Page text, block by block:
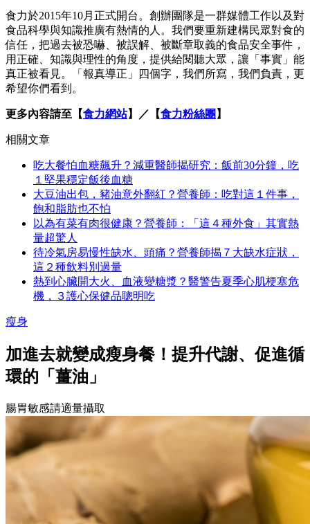
食力於2015年10月正式開台。創辦團隊是一群媒體工作以及對
食品科學與知識推廣有熱情的人。我們要重新建構民眾對食的
信任，把過去被恐嚇、被誤解、被斷章取義的食品安全事件，
用正確、知識與理性的角度，提供給閱聽大眾，讓「事實」能
真正被看見。「報真導正」四個字，我們所寫，我們負責，更
希望你們看到。
更多內容請至【食力網站】／【食力粉絲團 】
相關文章
吃大餐怕血糖飆升？減重醫師揭研究：飯前30分鐘，吃
１堅果穩定飯後血糖
大豆油出包，豬油意外翻紅？營養師：吃對這１件事，
飽和脂肪也不怕
以為有菜有肉很健康？營養師：「這４種外食」其實熱
量超驚人
待冷氣房易慢性缺水、頭痛？營養師揭７大缺水症狀，
這２種飲料別過量
熱到心臟開大火、血液變糖漿？醫警告夏季心肌梗塞危
機，３護心保健品聰明吃
瘦身
加進去就變成瘦身餐！提升代謝、促進循
環的「薑油」
腸胃敏感請適量攝取